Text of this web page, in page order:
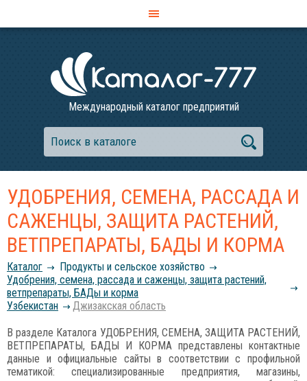
Международный каталог предприятий
УДОБРЕНИЯ, СЕМЕНА, РАССАДА И
САЖЕНЦЫ, ЗАЩИТА РАСТЕНИЙ,
ВЕТПРЕПАРАТЫ, БАДЫ И КОРМА
Каталог
Продукты и сельское хозяйство
Удобрения, семена, рассада и саженцы, защита растений,
ветпрепараты, БАДы и корма
Узбекистан
Джизакская область
В разделе Каталога УДОБРЕНИЯ, СЕМЕНА, ЗАЩИТА РАСТЕНИЙ,
ВЕТПРЕПАРАТЫ, БАДЫ И КОРМА представлены контактные
данные и официальные сайты в соответствии с профильной
тематикой: специализированные предприятия, магазины,